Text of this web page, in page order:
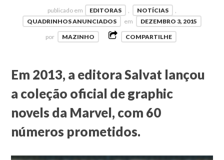
publicado em EDITORAS , NOTÍCIAS
,
QUADRINHOS ANUNCIADOS
em DEZEMBRO 3, 2015
por MAZINHO COMPARTILHE
Em 2013, a editora Salvat lançou
a coleção oficial de graphic
novels da Marvel, com 60
números prometidos.